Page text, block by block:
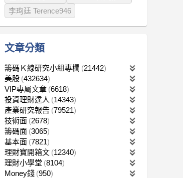
李珣廷 Terence946
文章分類
籌碼Ｋ線研究小組專欄
21442
美股 432634
VIP專屬文章 6618
投資理財達人
14343
產業研究報告 79521
技術面 2678
籌碼面 3065
基本面 7821
理財寶開箱文 12340
理財小學堂 8104
Money錢 950